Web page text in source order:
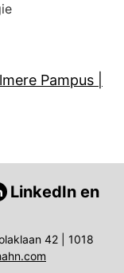
Pampus |
LinkedIn en
42 | 1018